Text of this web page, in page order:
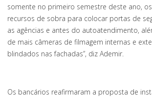
somente no primeiro semestre deste ano,
recursos de sobra para colocar portas de
as agências e antes do autoatendimento,
de mais câmeras de filmagem internas e
blindados nas fachadas”, diz Ademir.
Os bancários reafirmaram a proposta de